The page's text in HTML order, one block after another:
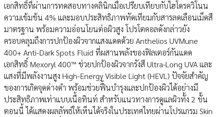
เอกสิทธิ์ที่ผ่านการทดสอบทางคลินิกเมื่อเปรียบเทียบกับไฮโดรควิโนน
ความเข้มข้น 4% และมอบประสิทธิภาพทัดเทียมกับสารลดเลือนเม็ดสี
มาตรฐาน พร้อมความอ่อนโยนต่อผิวสูง โปรโตคอลดังกล่าวยัง
ครอบคลุมถึงการปกป้องผิวจากแสงแดดด้วย Anthelios UVMune
400+ Anti-Dark Spots Fluid ที่ผสานพลังของฟิลเตอร์กันแดด
เอกสิทธิ์ Mexoryl 400™ ช่วยปกป้องผิวจากรังสี Ultra-Long UVA และ
แสงที่มีพลังงานสูง High-Energy Visible Light (HEVL) ปัจจัยสำคัญ
ของการเกิดจุดด่างดำ พร้อมช่วยฟื้นบำรุงและปกป้องผิวได้อย่างมี
ประสิทธิภาพเท่าแบบเนื้อทินท์ สำหรับแนวทางการดูแลผิวทั้ง 2 ขั้น
ตอนนี้ ได้แสดงผลลัพธ์ให้เห็นได้จริงในประเทศไทยผ่านโปรแกรม Skin